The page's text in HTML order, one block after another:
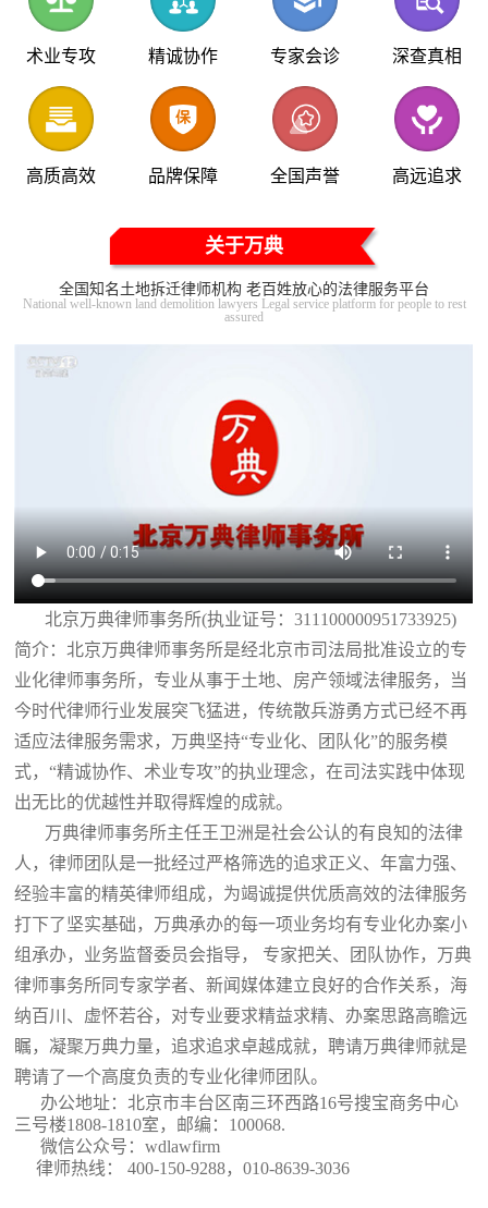
术业专攻 精诚协作 专家会诊 深查真相
高质高效 品牌保障 全国声誉 高远追求
关于万典
全国知名土地拆迁律师机构 老百姓放心的法律服务平台
National well-known land demolition lawyers Legal service platform for people to rest
assured
北京万典律师事务所(执业证号：311100000951733925)
简介：北京万典律师事务所是经北京市司法局批准设立的专
业化律师事务所，专业从事于土地、房产领域法律服务，当
今时代律师行业发展突飞猛进，传统散兵游勇方式已经不再
适应法律服务需求，万典坚持“专业化、团队化”的服务模
式，“精诚协作、术业专攻”的执业理念，在司法实践中体现
出无比的优越性并取得辉煌的成就。
万典律师事务所主任王卫洲是社会公认的有良知的法律
人，律师团队是一批经过严格筛选的追求正义、年富力强、
经验丰富的精英律师组成，为竭诚提供优质高效的法律服务
打下了坚实基础，万典承办的每一项业务均有专业化办案小
组承办，业务监督委员会指导， 专家把关、团队协作，万典
律师事务所同专家学者、新闻媒体建立良好的合作关系，海
纳百川、虚怀若谷，对专业要求精益求精、办案思路高瞻远
瞩，凝聚万典力量，追求追求卓越成就，聘请万典律师就是
聘请了一个高度负责的专业化律师团队。
办公地址：北京市丰台区南三环西路16号搜宝商务中心
三号楼1808-1810室 ，邮编：100068.
微信公众号：wdlawfirm
律师热线： 400-150-9288，010-8639-3036